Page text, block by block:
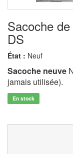
Sacoche
DS
État : Neuf
Sacoche neuve
jamais utilisée).
En stock